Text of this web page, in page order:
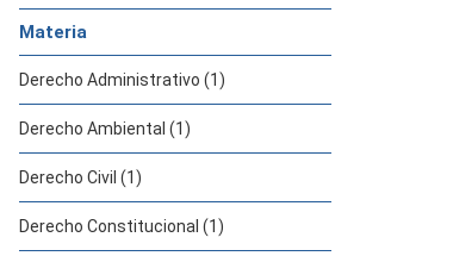
Materia
Derecho Administrativo (1)
Derecho Ambiental (1)
Derecho Civil (1)
Derecho Constitucional (1)